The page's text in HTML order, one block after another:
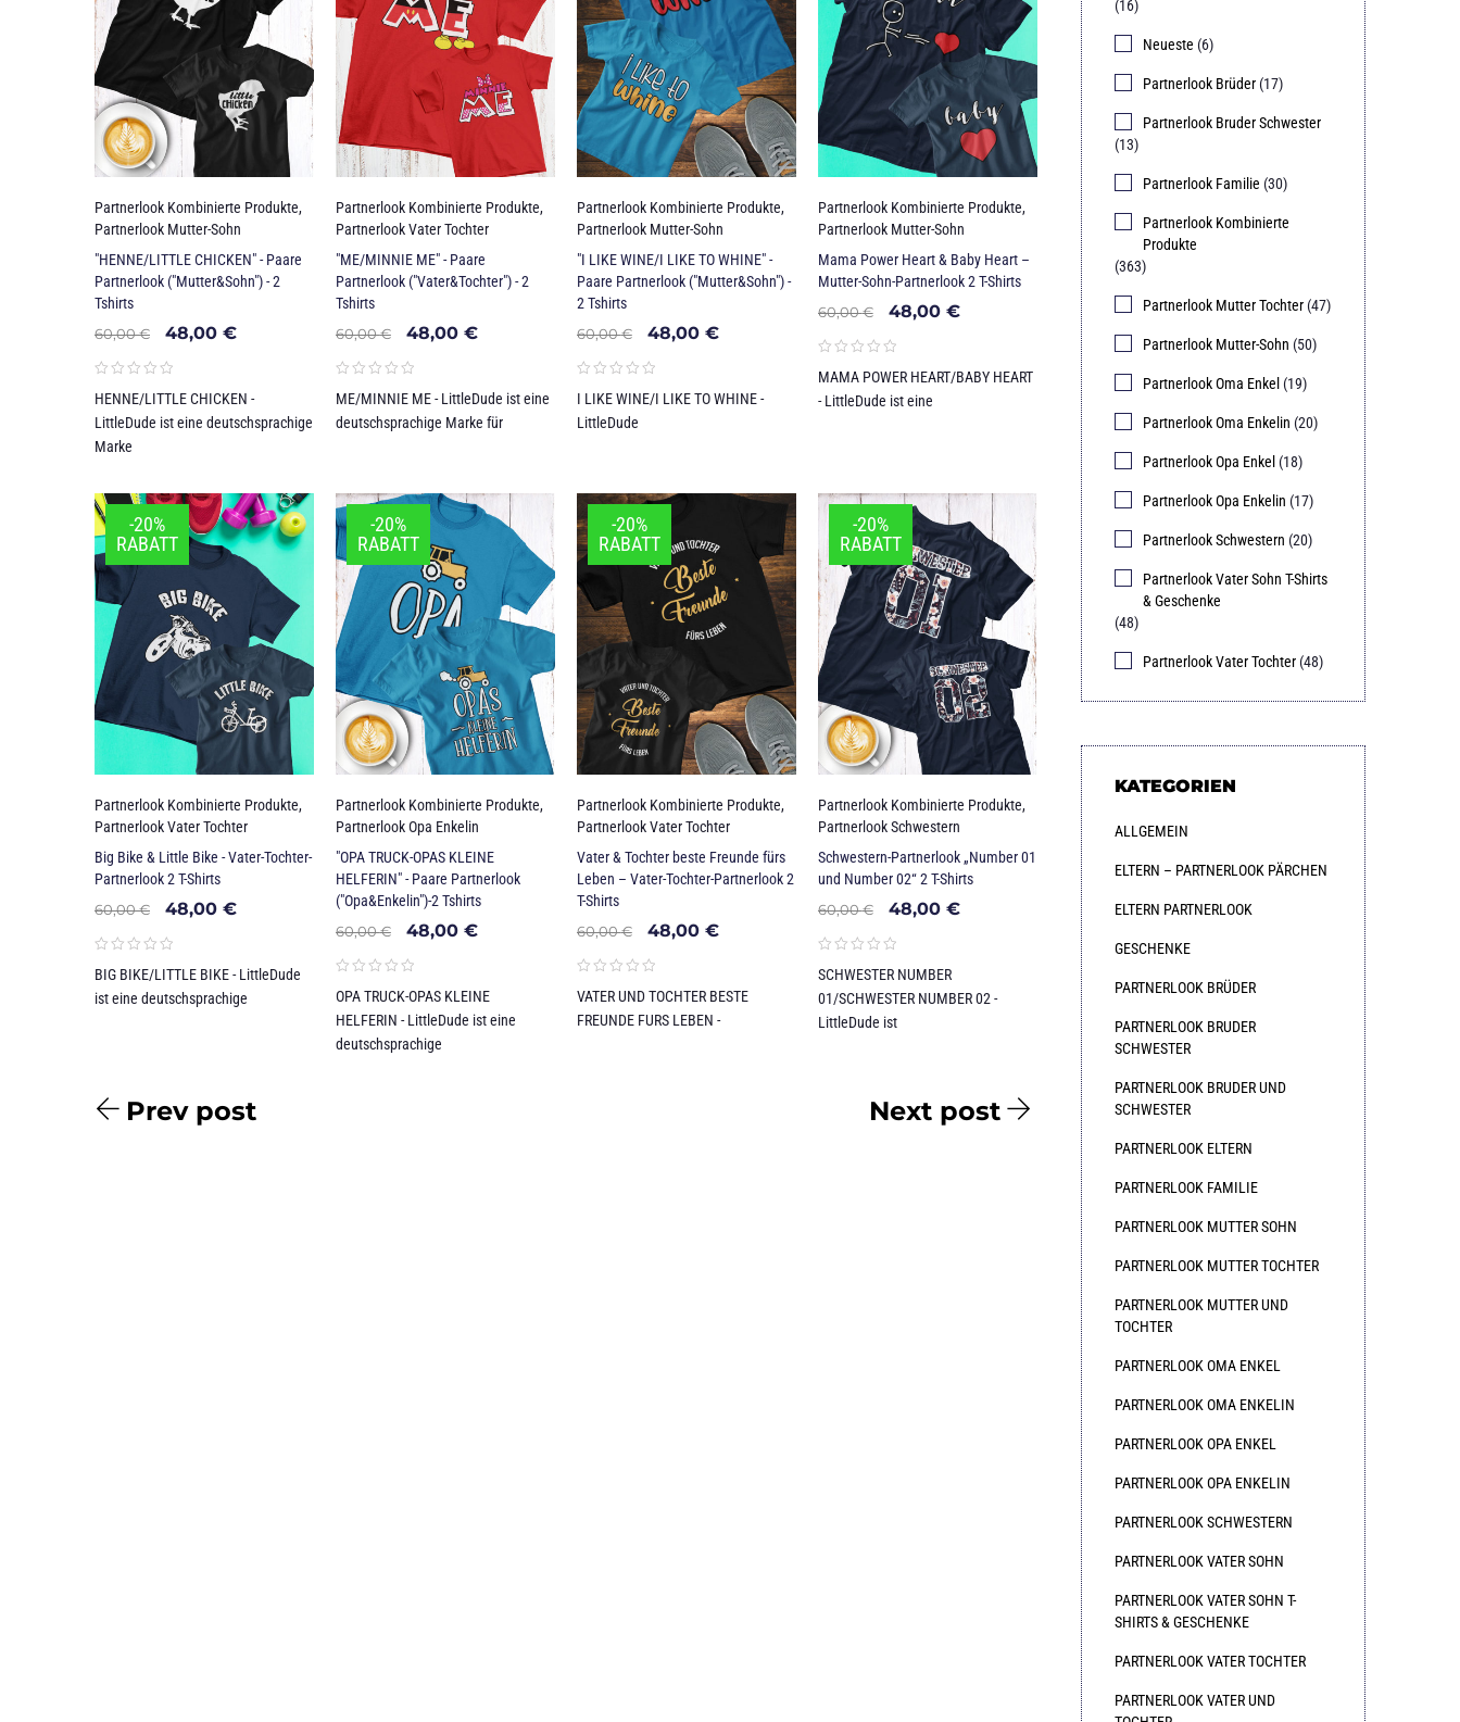
Partnerlook Kombinierte Produkte,
Partnerlook Mutter-Sohn
"HENNE/LITTLE CHICKEN" - Paare
Partnerlook ("Mutter&Sohn") - 2
Tshirts
60,00€ 48,00 €
HENNE/LITTLE CHICKEN -
LittleDude ist eine deutschsprachige
Marke
Partnerlook Kombinierte Produkte,
Partnerlook Vater Tochter
"ME/MINNIE ME" - Paare
Partnerlook ("Vater&Tochter") - 2
Tshirts
60,00€ 48,00 €
ME/MINNIE ME - LittleDude ist eine
deutschsprachige Marke für
Partnerlook Kombinierte Produkte,
Partnerlook Mutter-Sohn
"I LIKE WINE/I LIKE TO WHINE" -
Paare Partnerlook ("Mutter&Sohn") -
2 Tshirts
60,00€ 48,00 €
I LIKE WINE/I LIKE TO WHINE -
LittleDude
Partnerlook Kombinierte Produkte,
Partnerlook Mutter-Sohn
Mama Power Heart & Baby Heart –
Mutter-Sohn-Partnerlook 2 T-Shirts
60,00€ 48,00 €
MAMA POWER HEART/BABY HEART
- LittleDude ist eine
-20%
RABATT
Partnerlook Kombinierte Produkte,
Partnerlook Vater Tochter
Big Bike & Little Bike - Vater-Tochter-
Partnerlook 2 T-Shirts
60,00€ 48,00 €
BIG BIKE/LITTLE BIKE - LittleDude
ist eine deutschsprachige
-20%
RABATT
Partnerlook Kombinierte Produkte,
Partnerlook Opa Enkelin
"OPA TRUCK-OPAS KLEINE
HELFERIN" - Paare Partnerlook
("Opa&Enkelin")-2 Tshirts
60,00€ 48,00 €
OPA TRUCK-OPAS KLEINE
HELFERIN - LittleDude ist eine
deutschsprachige
-20%
RABATT
Partnerlook Kombinierte Produkte,
Partnerlook Vater Tochter
Vater & Tochter beste Freunde fürs
Leben – Vater-Tochter-Partnerlook 2
T-Shirts
60,00€ 48,00 €
VATER UND TOCHTER BESTE
FREUNDE FURS LEBEN -
-20%
RABATT
Partnerlook Kombinierte Produkte,
Partnerlook Schwestern
Schwestern-Partnerlook „Number 01
und Number 02“ 2 T-Shirts
60,00€ 48,00 €
SCHWESTER NUMBER
01/SCHWESTER NUMBER 02 -
LittleDude ist
Prev post Next post
(16)
Neueste (6)
Partnerlook Brüder (17)
Partnerlook Bruder Schwester
(13)
Partnerlook Familie (30)
Partnerlook Kombinierte
Produkte
(363)
Partnerlook Mutter Tochter (47)
Partnerlook Mutter-Sohn (50)
Partnerlook Oma Enkel (19)
Partnerlook Oma Enkelin (20)
Partnerlook Opa Enkel (18)
Partnerlook Opa Enkelin (17)
Partnerlook Schwestern (20)
Partnerlook Vater Sohn T-Shirts
& Geschenke
(48)
Partnerlook Vater Tochter (48)
KATEGORIEN
ALLGEMEIN
ELTERN – PARTNERLOOK PÄRCHEN
ELTERN PARTNERLOOK
GESCHENKE
PARTNERLOOK BRÜDER
PARTNERLOOK BRUDER
SCHWESTER
PARTNERLOOK BRUDER UND
SCHWESTER
PARTNERLOOK ELTERN
PARTNERLOOK FAMILIE
PARTNERLOOK MUTTER SOHN
PARTNERLOOK MUTTER TOCHTER
PARTNERLOOK MUTTER UND
TOCHTER
PARTNERLOOK OMA ENKEL
PARTNERLOOK OMA ENKELIN
PARTNERLOOK OPA ENKEL
PARTNERLOOK OPA ENKELIN
PARTNERLOOK SCHWESTERN
PARTNERLOOK VATER SOHN
PARTNERLOOK VATER SOHN T-
SHIRTS & GESCHENKE
PARTNERLOOK VATER TOCHTER
PARTNERLOOK VATER UND